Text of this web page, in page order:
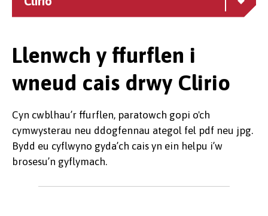
Llenwch y ffurflen i
wneud cais drwy Clirio
Cyn cwblhau’r ffurflen, paratowch gopi o'ch
cymwysterau neu ddogfennau ategol fel pdf neu jpg.
Bydd eu cyflwyno gyda’ch cais yn ein helpu i’w
brosesu’n gyflymach.